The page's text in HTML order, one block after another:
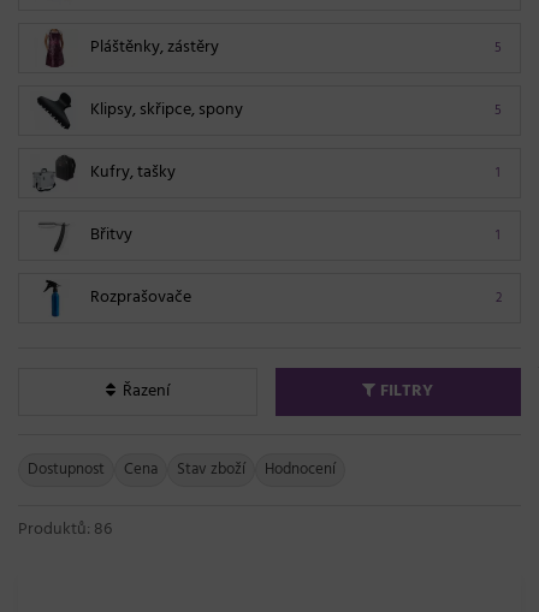
5
Pláštěnky, zástěry
5
Klipsy, skřipce, spony
1
Kufry, tašky
1
Břitvy
2
Rozprašovače
Řazení FILTRY
Dostupnost Cena Stav zboží Hodnocení
Produktů: 86